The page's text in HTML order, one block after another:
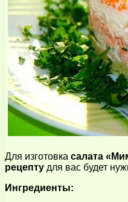
Для изготовка салата
рецепту для вас будет
Ингредиенты: